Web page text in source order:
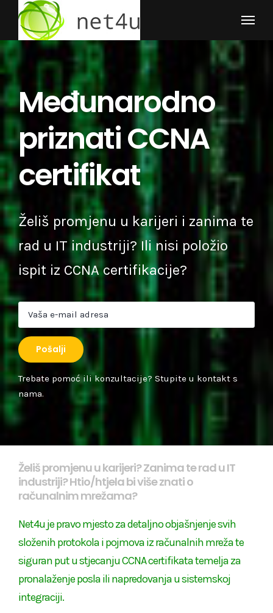
Skip
content
Međunarodno
priznati CCNA
certifikat
Želiš promjenu u karijeri i zanima te
rad u IT industriji? Ili nisi položio
ispit iz CCNA certifikacije?
Trebate pomoć ili konzultacije? Stupite u kontakt s
nama.
Želiš promjenu u karijeri? Zanima te rad u IT
industriji? Htio/htjela bi više znati o
računalnim mrežama?
Net4u je pravo mjesto za detaljno objašnjenje svih
složenih protokola i pojmova iz računalnih mreža te
siguran put u stjecanju CCNA certifikata temelja za
pronalaženje posla ili napredovanja u sistemskoj
integraciji.